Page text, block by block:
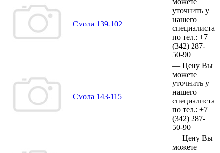
Смола 139-102
уточнить у
нашего
специалиста
по тел.: +7
(342) 287-
50-90
Смола 143-115
— Цену Вы
можете
уточнить у
нашего
специалиста
по тел.: +7
(342) 287-
50-90
— Цену Вы
можете